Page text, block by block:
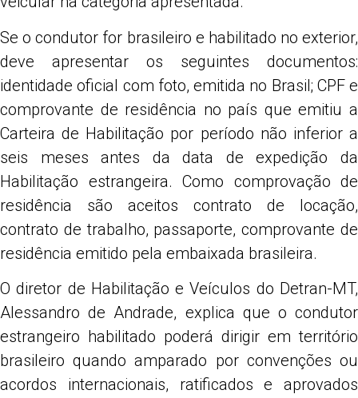
Se o condutor for brasileiro e habilitado no exterior,
deve apresentar os seguintes documentos:
identidade oficial com foto, emitida no Brasil; CPF e
comprovante de residência no país que emitiu a
Carteira de Habilitação por período não inferior a
seis meses antes da data de expedição da
Habilitação estrangeira. Como comprovação de
residência são aceitos contrato de locação,
contrato de trabalho, passaporte, comprovante de
residência emitido pela embaixada brasileira.
O diretor de Habilitação e Veículos do Detran-MT,
Alessandro de Andrade, explica que o condutor
estrangeiro habilitado poderá dirigir em território
brasileiro quando amparado por convenções ou
acordos internacionais, ratificados e aprovados